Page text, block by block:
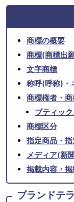
商標の概要
商標(商標出
文字商標
称呼(呼称)・
商標権者・
ブティッ
商標区分
指定商品・
メディア(新
掲載内容・
ブランドテ